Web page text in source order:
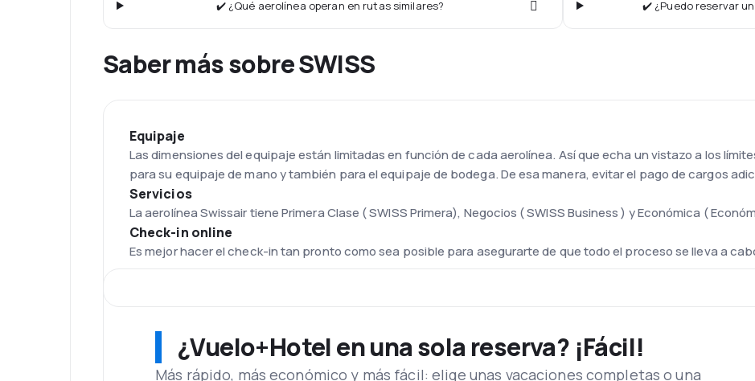
✔️ ¿Qué aerolínea operan en rutas similares? ✔️ ¿Puedo reservar
Saber más sobre SWISS
Equipaje
Las dimensiones del equipaje están limitadas en función de cada aerolínea. Así que echa un vistazo a los
para su equipaje de mano y también para el equipaje de bodega. De esa manera, evitar el pago de cargos
Servicios
La aerolínea Swissair tiene Primera Clase ( SWISS Primera), Negocios ( SWISS Business ) y Económica (
Check-in online
Es mejor hacer el check-in tan pronto como sea posible para asegurarte de que todo el proceso se lleva a
Actualmente , el transportista utiliza máquinas de los tipos Airbus A319, A320, A321, A330, A340, Avro RJ100 y
Aeropuerto de Zurich
La aerolínea Swissair tiene como sede al Aeropuerto de Zurich situado cerca de la ciudad (a unos 10 km del
superficie de aproximadamente 800 hectáreas.
¿Vuelo+Hotel en una sola reserva? ¡Fácil!
Más rápido, más económico y más fácil: elige unas vacaciones completas o una